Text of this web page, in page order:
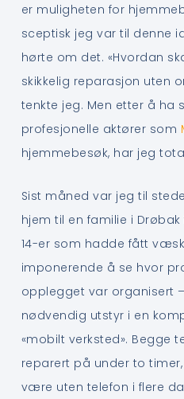
er muligheten for
sceptisk jeg var til denne
hørte om det. «Hvordan
skikkelig reparasjon uten
tenkte jeg. Men etter å ha
profesjonelle aktører som
hjemmebesøk, har jeg
Sist måned var jeg til
hjem til en familie i
14-er som hadde fått
imponerende å se hvor
opplegget var organisert
nødvendig utstyr i en
«mobilt verksted». Begge
reparert på under to
være uten telefon i flere